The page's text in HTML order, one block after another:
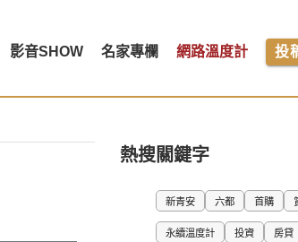
影音SHOW 名家專欄 網路溫度計 投
熱搜關鍵字
新青安 六都 首購
永續溫度計 投資 房貸